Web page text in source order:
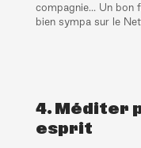
compagnie… Un bon
bien sympa sur le
4. Méditer
esprit